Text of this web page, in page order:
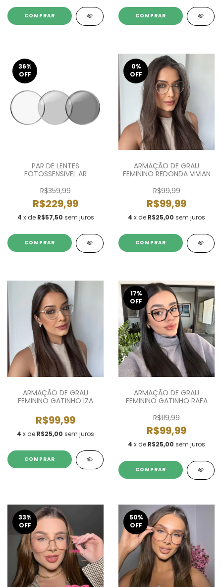
36%
OFF
PAR DE LENTES
FOTOSSENSIVEL AR
R$359,99
R$229,99
4 x de R$57,50 sem juros
0%
OFF
ARMAÇÃO DE GRAU
FEMININO REDONDA VIVIAN
R$99,99
R$99,99
4 x de R$25,00 sem juros
COMPRAR
ARMAÇÃO DE GRAU
FEMININO GATINHO IZA
R$99,99
4 x de R$25,00 sem juros
COMPRAR
17%
OFF
ARMAÇÃO DE GRAU
FEMININO GATINHO RAFA
R$119,99
R$99,99
4 x de R$25,00 sem juros
COMPRAR
33%
OFF
50%
OFF